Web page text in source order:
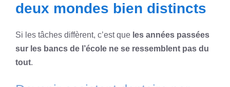
deux mondes bien distincts
Si les tâches diffèrent, c’est que les années passées
sur les bancs de l’école ne se ressemblent pas du
tout.